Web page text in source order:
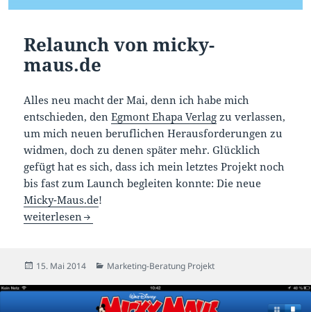
Relaunch von micky-
maus.de
Alles neu macht der Mai, denn ich habe mich
entschieden, denEgmont Ehapa Verlag zu verlassen,
um mich neuen beruflichen Herausforderungen zu
widmen, doch zu denen später mehr. Glücklich
gefügt hat es sich, dass ich mein letztes Projekt noch
bis fast zum Launch begleiten konnte: Die neue
Micky-Maus.de!
Relaunch von micky-maus.de
weiterlesen
Veröffentlicht
15. Mai 2014 Kategorien
Marketing-Beratung Projekt